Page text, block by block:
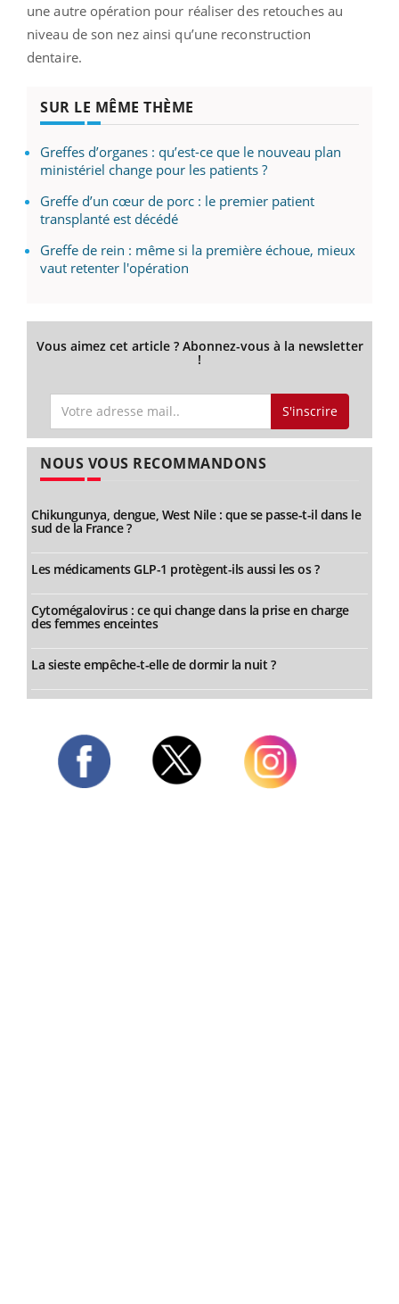
une autre opération pour réaliser des retouches au
niveau de son nez ainsi qu’une reconstruction
dentaire.
SUR LE MÊME THÈME
Greffes d’organes : qu’est-ce que le nouveau plan
ministériel change pour les patients ?
Greffe d’un cœur de porc : le premier patient
transplanté est décédé
Greffe de rein : même si la première échoue, mieux
vaut retenter l'opération
Vous aimez cet article ? Abonnez-vous à la newsletter
!
S'inscrire
NOUS VOUS RECOMMANDONS
Chikungunya, dengue, West Nile : que se passe-t-il dans le
sud de la France ?
Les médicaments GLP-1 protègent-ils aussi les os ?
Cytomégalovirus : ce qui change dans la prise en charge
des femmes enceintes
La sieste empêche-t-elle de dormir la nuit ?